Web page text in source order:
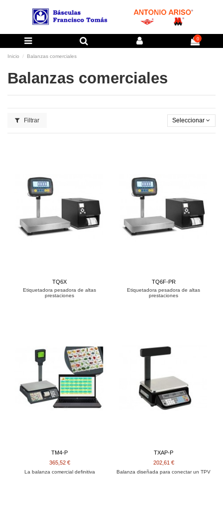
0
Inicio Balanzas comerciales
Balanzas comerciales
Filtrar Seleccionar
TQ6X
Etiquetadora pesadora de altas
prestaciones
TQ6F-PR
Etiquetadora pesadora de altas
prestaciones
TM4-P
365,52 €
La balanza comercial definitiva
TXAP-P
202,61 €
Balanza diseñada para conectar un TPV